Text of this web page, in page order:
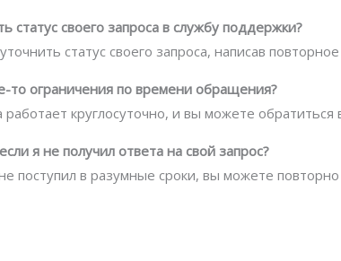
статус своего запроса в службу поддержки?
статус своего запроса, написав
то ограничения по времени обращения?
работает круглосуточно, и вы можете обратиться
я не получил ответа на свой запрос?
поступил в разумные сроки, вы можете